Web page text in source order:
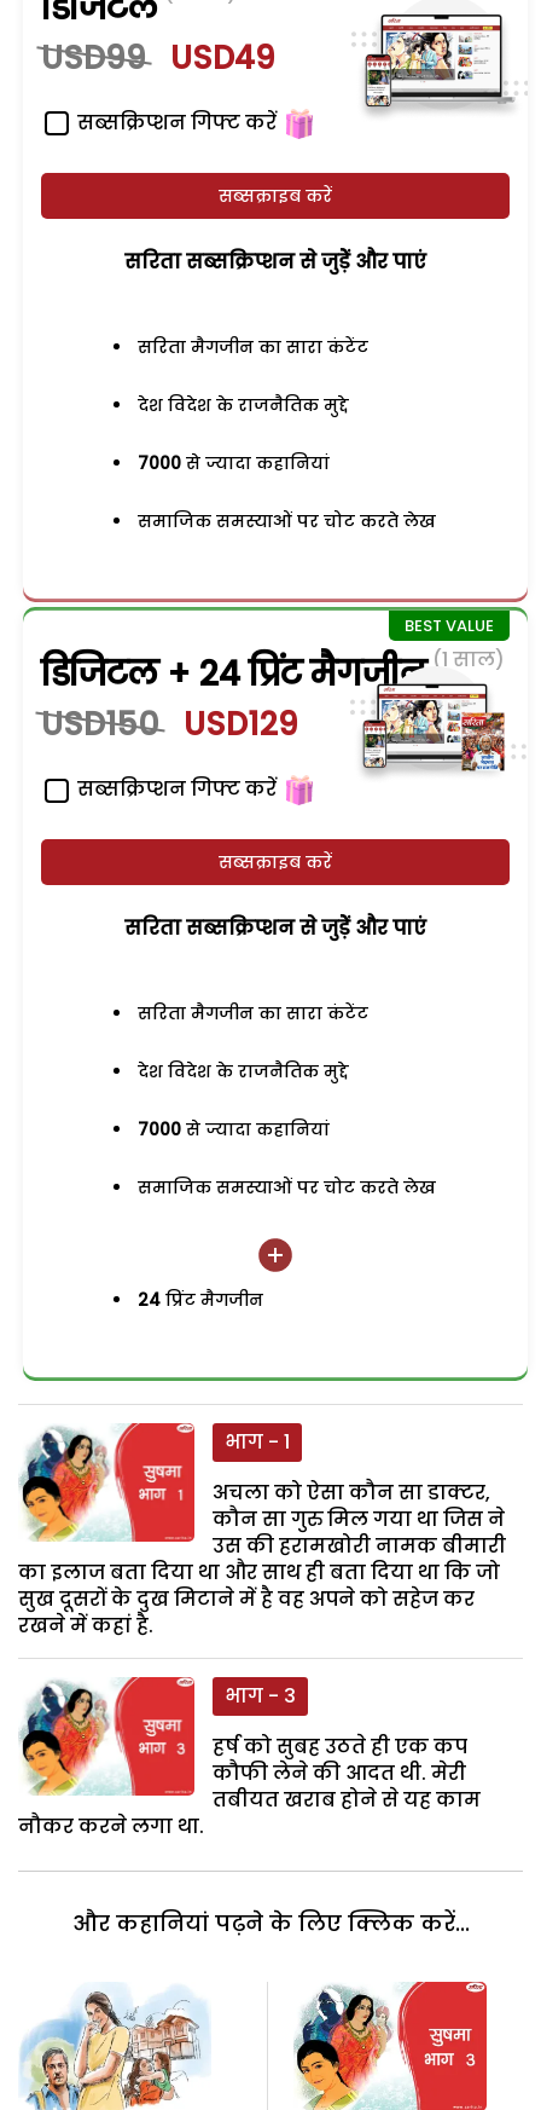
USD99 USD49
सब्सक्रिप्शन गिफ्ट करें
सब्सक्राइब करें
सरिता सब्सक्रिप्शन से जुड़ेें और पाएं
सरिता मैगजीन का सारा कंटेंट
देश विदेश के राजनैतिक मुद्दे
7000 से ज्यादा कहानियां
समाजिक समस्याओं पर चोट करते लेख
डिजिटल + 24 प्रिंट मैगजीन (1 साल)
USD150 USD129
सब्सक्रिप्शन गिफ्ट करें
सब्सक्राइब करें
सरिता सब्सक्रिप्शन से जुड़ेें और पाएं
सरिता मैगजीन का सारा कंटेंट
देश विदेश के राजनैतिक मुद्दे
7000 से ज्यादा कहानियां
समाजिक समस्याओं पर चोट करते लेख
24 प्रिंट मैगजीन
भाग - 1
अचला को ऐसा कौन सा डाक्टर,
कौन सा गुरु मिल गया था जिस ने
उस की हरामखोरी नामक बीमारी
का इलाज बता दिया था और साथ ही बता दिया था कि जो
सुख दूसरों के दुख मिटाने में है वह अपने को सहेज कर
रखने में कहां है.
भाग - 3
हर्ष को सुबह उठते ही एक कप
कौफी लेने की आदत थी. मेरी
तबीयत खराब होने से यह काम
नौकर करने लगा था.
और कहानियां पढ़ने के लिए क्लिक करें...